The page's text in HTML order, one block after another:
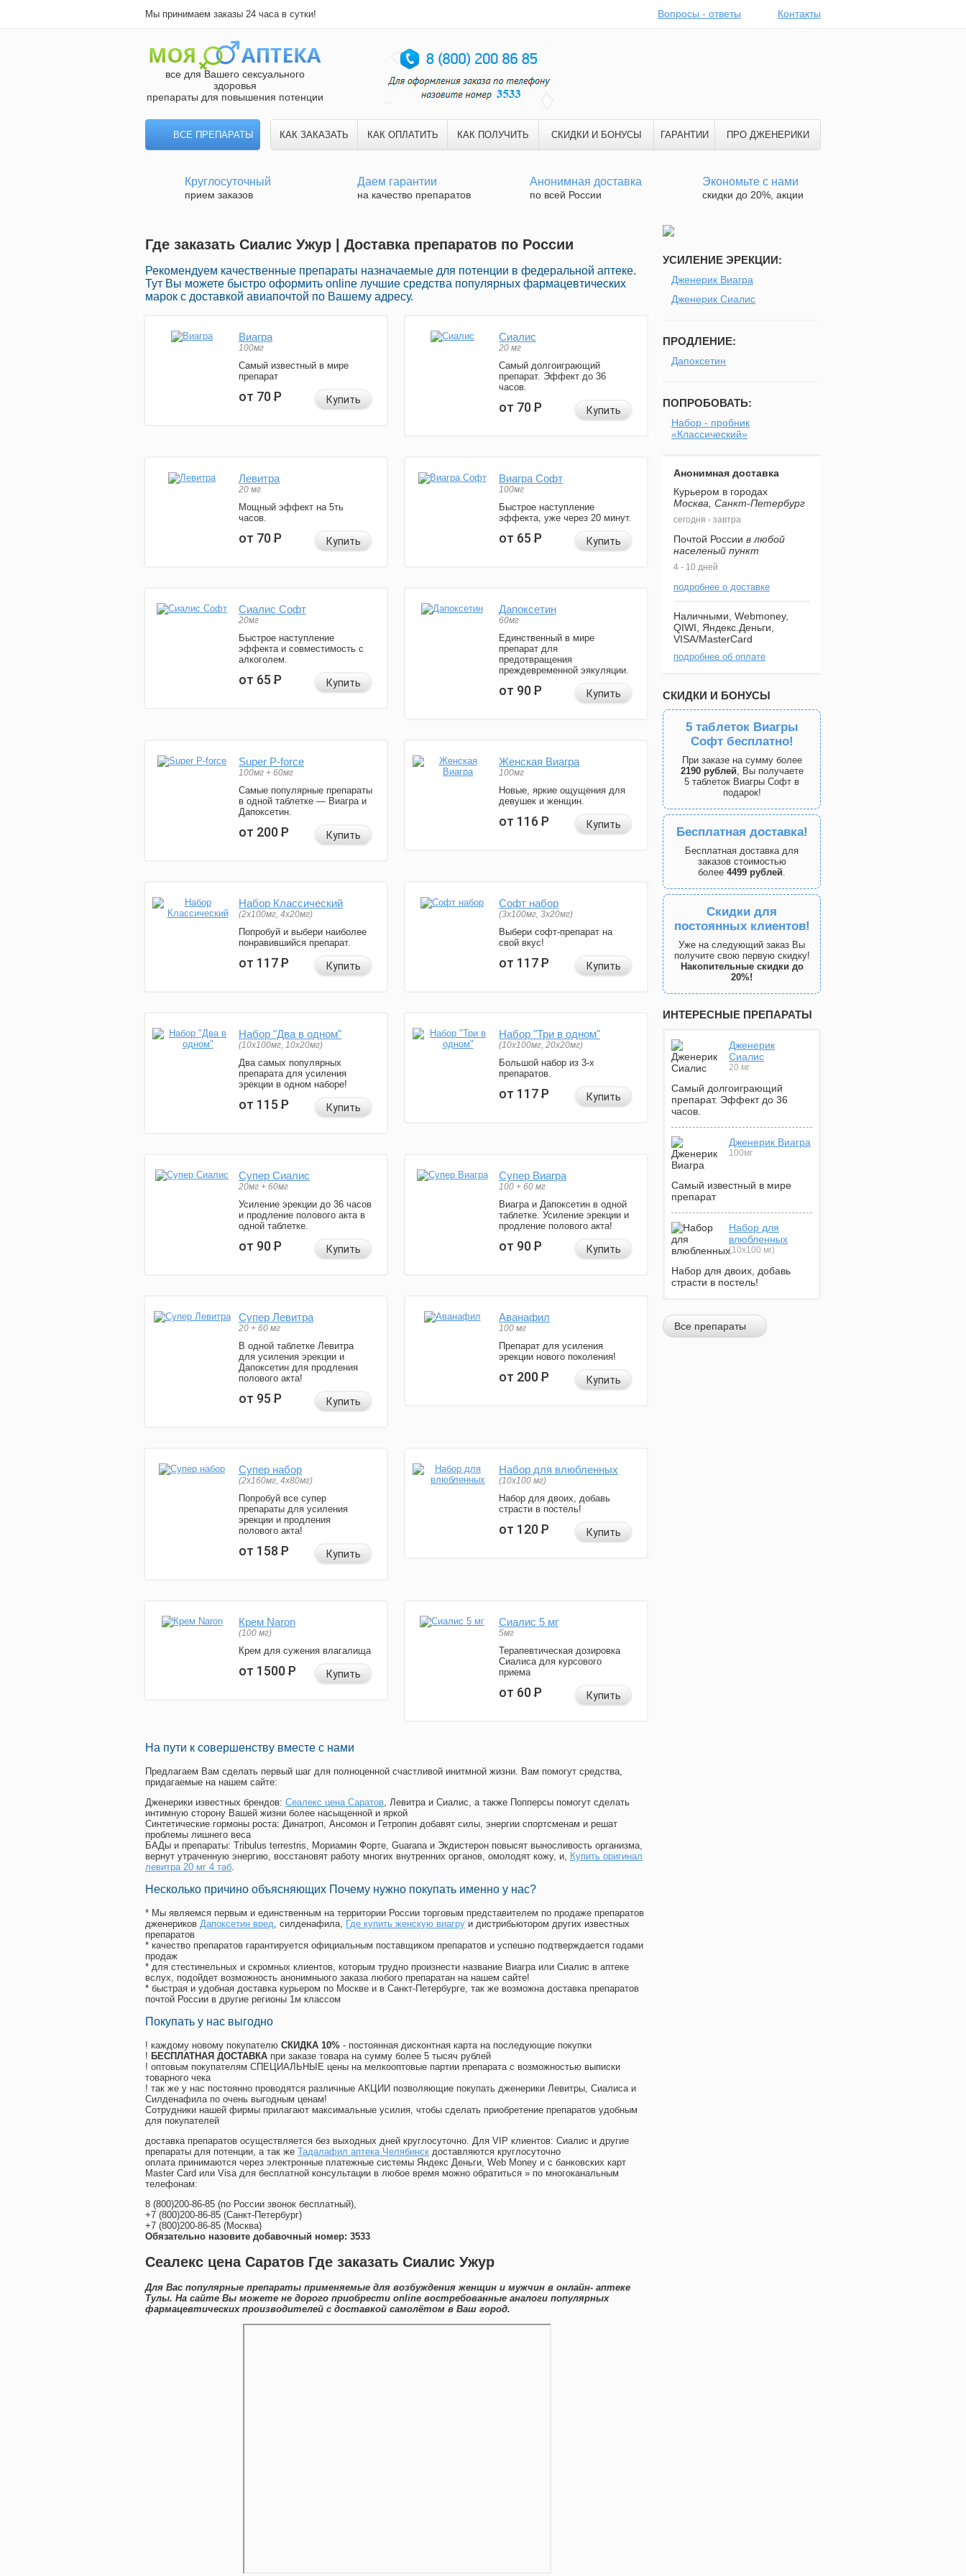
Мы принимаем заказы 24 часа в сутки! Вопросы - ответы Контакты
все для Вашего сексуального
здоровья
препараты для повышения потенции
ВСЕ ПРЕПАРАТЫ КАК ЗАКАЗАТЬ КАК ОПЛАТИТЬ КАК ПОЛУЧИТЬ СКИДКИ И БОНУСЫ ГАРАНТИИ ПРО ДЖЕНЕРИКИ
Круглосуточный
прием заказов
Даем гарантии
на качество препаратов
Анонимная доставка
по всей России
Экономьте с нами
скидки до 20%, акции
Где заказать Сиалис Ужур | Доставка препаратов по России
Рекомендуем качественные препараты назначаемые для потенции в федеральной аптеке.
Тут Вы можете быстро оформить online лучшие средства популярных фармацевтических
марок с доставкой авиапочтой по Вашему адресу.
Виагра
100мг
Самый известный в мире
препарат
от 70Р Купить
Сиалис
20 мг
Самый долгоиграющий
препарат. Эффект до 36
часов.
от 70Р Купить
Левитра
20 мг
Мощный эффект на 5ть
часов.
от 70Р Купить
Виагра Софт
100мг
Быстрое наступление
эффекта, уже через 20 минут.
от 65Р Купить
Сиалис Софт
20мг
Быстрое наступление
эффекта и совместимость с
алкоголем.
от 65Р Купить
Дапоксетин
60мг
Единственный в мире
препарат для
предотвращения
преждевременной эякуляции.
от 90Р Купить
Super P-force
100мг + 60мг
Самые популярные препараты
в одной таблетке — Виагра и
Дапоксетин.
от 200Р Купить
Женская Виагра
100мг
Новые, яркие ощущения для
девушек и женщин.
от 116Р Купить
Набор Классический
(2x100мг, 4x20мг)
Попробуй и выбери наиболее
понравившийся препарат.
от 117Р Купить
Софт набор
(3x100мг, 3x20мг)
Выбери софт-препарат на
свой вкус!
от 117Р Купить
Набор "Два в одном"
(10x100мг, 10x20мг)
Два самых популярных
препарата для усиления
эрекции в одном наборе!
от 115Р Купить
Набор "Три в одном"
(10x100мг, 20x20мг)
Большой набор из 3-х
препаратов.
от 117Р Купить
Супер Сиалис
20мг + 60мг
Усиление эрекции до 36 часов
и продление полового акта в
одной таблетке.
от 90Р Купить
Супер Виагра
100 + 60 мг
Виагра и Дапоксетин в одной
таблетке. Усиление эрекции и
продление полового акта!
от 90Р Купить
Супер Левитра
20 + 60 мг
В одной таблетке Левитра
для усиления эрекции и
Дапоксетин для продления
полового акта!
от 95Р Купить
Аванафил
100 мг
Препарат для усиления
эрекции нового поколения!
от 200Р Купить
Супер набор
(2х160мг, 4х80мг)
Попробуй все супер
препараты для усиления
эрекции и продления
полового акта!
от 158Р Купить
Набор для влюбленных
(10х100 мг)
Набор для двоих, добавь
страсти в постель!
от 120Р Купить
Крем Naron
(100 мг)
Крем для сужения влагалища
от 1500Р Купить
Сиалис 5 мг
5мг
Терапевтическая дозировка
Сиалиса для курсового
приема
от 60Р Купить
На пути к совершенству вместе с нами
Предлагаем Вам сделать первый шаг для полноценной счастливой инитмной жизни. Вам помогут средства,
придагаемые на нашем сайте:
Дженерики известных брендов: Сеалекс цена Саратов, Левитра и Сиалис, а также Попперсы помогут сделать
интимную сторону Вашей жизни более насыщенной и яркой
Синтетические гормоны роста: Динатроп, Ансомон и Гетропин добавят силы, энергии спортсменам и решат
проблемы лишнего веса
БАДы и препараты: Tribulus terrestris, Мориамин Форте, Guarana и Экдистерон повысят выносливость организма,
вернут утраченную энергию, восстановят работу многих внутренних органов, омолодят кожу, и, Купить оригинал
левитра 20 мг 4 таб.
Несколько причино объясняющих Почему нужно покупать именно у нас?
* Мы являемся первым и единственным на территории России торговым представителем по продаже препаратов
дженериков Дапоксетин вред, силденафила, Где купить женскую виагру и дистрибьютором других известных
препаратов
* качество препаратов гарантируется официальным поставщиком препаратов и успешно подтверждается годами
продаж
* для стестинельных и скромных клиентов, которым трудно произнести название Виагра или Сиалис в аптеке
вслух, подойдет возможность анонимныого заказа любого препаратан на нашем сайте!
* быстрая и удобная доставка курьером по Москве и в Санкт-Петербурге, так же возможна доставка препаратов
почтой России в другие регионы 1м классом
Покупать у нас выгодно
! каждому новому покупателю СКИДКА 10% - постоянная дисконтная карта на последующие покупки
! БЕСПЛАТНАЯ ДОСТАВКА при заказе товара на сумму более 5 тысяч рублей
! оптовым покупателям СПЕЦИАЛЬНЫЕ цены на мелкооптовые партии препарата с возможностью выписки
товарного чека
! так же у нас постоянно проводятся различные АКЦИИ позволяющие покупать дженерики Левитры, Сиалиса и
Силденафила по очень выгодным ценам!
Cотрудники нашей фирмы прилагают максимальные усилия, чтобы сделать приобретение препаратов удобным
для покупателей
доставка препаратов осуществляется без выходных дней круглосуточно. Для VIP клиентов: Сиалис и другие
препараты для потенции, а так же Тадалафил аптека Челябинск доставляются круглосуточно
оплата принимаются через электронные платежные системы Яндекс Деньги, Web Money и с банковских карт
Master Card или Visa для бесплатной консультации в любое время можно обратиться » по многоканальным
телефонам:
8 (800)200-86-85 (по России звонок бесплатный),
+7 (800)200-86-85 (Санкт-Петербург)
+7 (800)200-86-85 (Москва)
Обязательно назовите добавочный номер: 3533
Сеалекс цена Саратов Где заказать Сиалис Ужур
Для Вас популярные препараты применяемые для возбуждения женщин и мужчин в онлайн- аптеке
Тулы. На сайте Вы можете не дорого приобрести online востребованные аналоги популярных
фармацевтических производителей с доставкой самолётом в Ваш город.
УСИЛЕНИЕ ЭРЕКЦИИ:
Дженерик Виагра
Дженерик Сиалис
ПРОДЛЕНИЕ:
Дапоксетин
ПОПРОБОВАТЬ:
Набор - пробник
«Классический»
Анонимная доставка
Курьером в городах
Москва, Санкт-Петербург
сегодня - завтра
Почтой России в любой
населеный пункт
4 - 10 дней
подробнее о доставке
Наличными, Webmoney,
QIWI, Яндекс.Деньги,
VISA/MasterCard
подробнее об оплате
СКИДКИ И БОНУСЫ
5 таблеток Виагры
Софт бесплатно!
При заказе на сумму более
2190 рублей, Вы получаете
5 таблеток Виагры Софт в
подарок!
Бесплатная доставка!
Бесплатная доставка для
заказов стоимостью
более 4499 рублей.
Скидки для
постоянных клиентов!
Уже на следующий заказ Вы
получите свою первую скидку!
Накопительные скидки до
20%!
ИНТЕРЕСНЫЕ ПРЕПАРАТЫ
Дженерик
Сиалис
20 мг
Самый долгоиграющий
препарат. Эффект до 36
часов.
Дженерик Виагра
100мг
Самый известный в мире
препарат
Набор для
влюбленных
(10х100 мг)
Набор для двоих, добавь
страсти в постель!
Все препараты